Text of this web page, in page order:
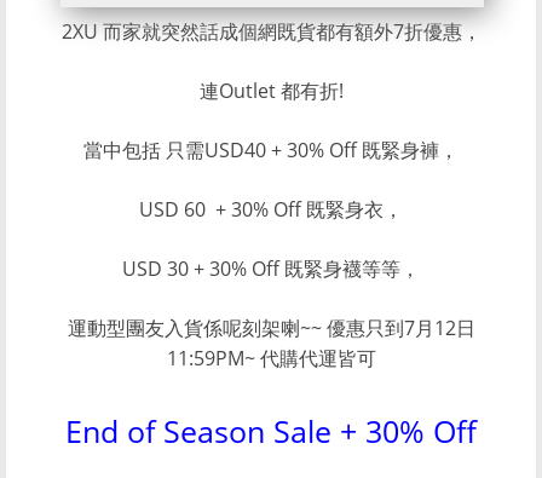
2XU 而家就突然話成個網既貨都有額外7折優惠，
連Outlet 都有折!
當中包括 只需USD40 + 30% Off 既緊身褲，
USD 60 + 30% Off 既緊身衣，
USD 30 + 30% Off 既緊身襪等等，
運動型團友入貨係呢刻架喇~~ 優惠只到7月12日
11:59PM~ 代購代運皆可
End of Season Sale + 30% Off